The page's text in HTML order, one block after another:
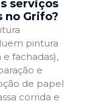
serviços
no Grifo?
pintura
fachadas),
e
de papel
corrida e